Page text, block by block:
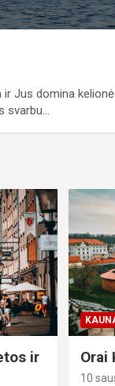
ir Jus domina
svarbu…
ir
Orai
10